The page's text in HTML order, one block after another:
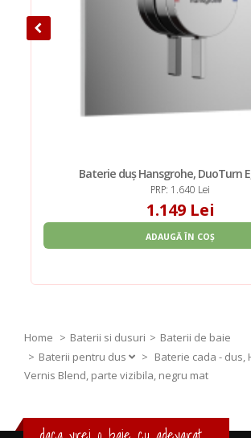
Baterie duș Hansgrohe, DuoTurn
PRP: 1.640 Lei
1.149 Lei
ADAUGĂ ÎN COȘ
Home Baterii si dusuri
Baterii de baie
Baterii pentru dus
> Baterie cada - dus,
Vernis Blend, parte vizibila, negru mat